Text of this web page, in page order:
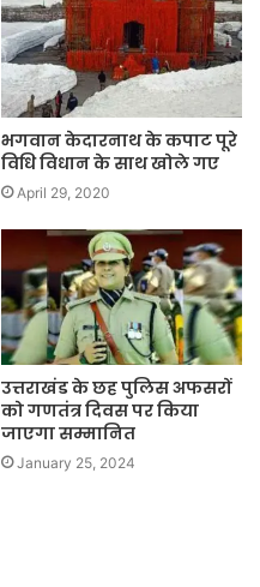
भगवान केदारनाथ के कपाट पूरे
विधि विधान के साथ खोले गए
April 29, 2020
उत्तराखंड के छह पुलिस अफसरों
को गणतंत्र दिवस पर किया
जाएगा सम्मानित
January 25, 2024